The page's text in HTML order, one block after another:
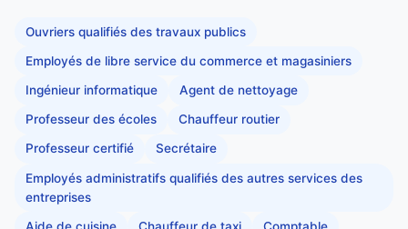
Ouvriers qualifiés des travaux publics
Employés de libre service du commerce et magasiniers
Ingénieur informatique Agent de nettoyage
Professeur des écoles Chauffeur routier
Professeur certifié Secrétaire
Employés administratifs qualifiés des autres services des
entreprises